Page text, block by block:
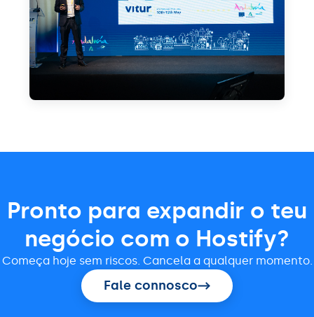
Pronto para expandir o teu
negócio com o Hostify?
Começa hoje sem riscos. Cancela a qualquer momento.
Fale connosco